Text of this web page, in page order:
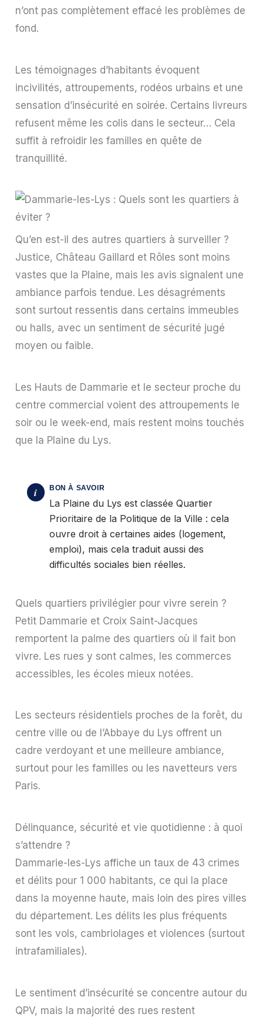
n’ont pas complètement effacé les problèmes de
fond.
Les témoignages d’habitants évoquent
incivilités, attroupements, rodéos urbains et une
sensation d’insécurité en soirée. Certains livreurs
refusent même les colis dans le secteur… Cela
suffit à refroidir les familles en quête de
tranquillité.
Qu’en est-il des autres quartiers à surveiller ?
Justice, Château Gaillard et Rôles sont moins
vastes que la Plaine, mais les avis signalent une
ambiance parfois tendue. Les désagréments
sont surtout ressentis dans certains immeubles
ou halls, avec un sentiment de sécurité jugé
moyen ou faible.
Les Hauts de Dammarie et le secteur proche du
centre commercial voient des attroupements le
soir ou le week-end, mais restent moins touchés
que la Plaine du Lys.
La Plaine du Lys est classée Quartier
Prioritaire de la Politique de la Ville : cela
ouvre droit à certaines aides (logement,
emploi), mais cela traduit aussi des
difficultés sociales bien réelles.
Quels quartiers privilégier pour vivre serein ?
Petit Dammarie et Croix Saint-Jacques
remportent la palme des quartiers où il fait bon
vivre. Les rues y sont calmes, les commerces
accessibles, les écoles mieux notées.
Les secteurs résidentiels proches de la forêt, du
centre ville ou de l’Abbaye du Lys offrent un
cadre verdoyant et une meilleure ambiance,
surtout pour les familles ou les navetteurs vers
Paris.
Délinquance, sécurité et vie quotidienne : à quoi
s’attendre ?
Dammarie-les-Lys affiche un taux de 43 crimes
et délits pour 1 000 habitants, ce qui la place
dans la moyenne haute, mais loin des pires villes
du département. Les délits les plus fréquents
sont les vols, cambriolages et violences (surtout
intrafamiliales).
Le sentiment d’insécurité se concentre autour du
QPV, mais la majorité des rues restent